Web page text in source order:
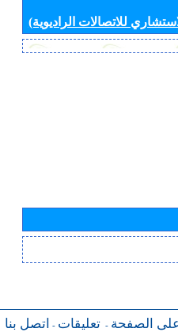
للاتصالات الراديوية)
الصفحة - تعليقات - اتصل بنا